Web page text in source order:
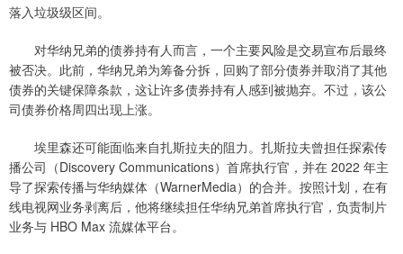
落入垃圾级区间。
对华纳兄弟的债券持有人而言，一个主要风险是交易宣布后最终
被否决。此前，华纳兄弟为筹备分拆，回购了部分债券并取消了其他
债券的关键保障条款，这让许多债券持有人感到被抛弃。不过，该公
司债券价格周四出现上涨。
埃里森还可能面临来自扎斯拉夫的阻力。扎斯拉夫曾担任探索传
播公司（Discovery Communications）首席执行官，并在 2022 年主
导了探索传播与华纳媒体（WarnerMedia）的合并。按照计划，在有
线电视网业务剥离后，他将继续担任华纳兄弟首席执行官，负责制片
业务与 HBO Max 流媒体平台。